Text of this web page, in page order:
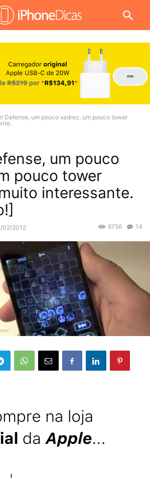
Defense, um pouco xadrez, um pouco tower
um pouco
pouco tower
interessante.
02/2012 14
8756